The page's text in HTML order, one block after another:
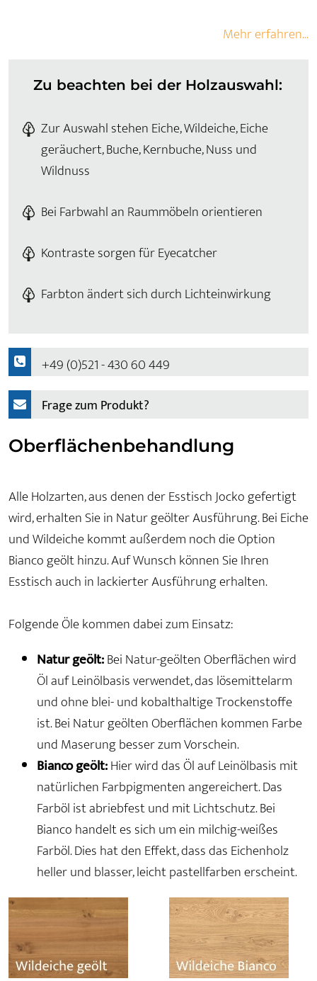
Mehr erfahren...
Zu beachten bei der Holzauswahl:
Zur Auswahl stehen Eiche, Wildeiche, Eiche
geräuchert, Buche, Kernbuche, Nuss und
Wildnuss
Bei Farbwahl an Raummöbeln orientieren
Kontraste sorgen für Eyecatcher
Farbton ändert sich durch Lichteinwirkung
+49 (0)521 - 430 60 449
Frage zum Produkt?
Oberflächenbehandlung
Alle Holzarten, aus denen der Esstisch Jocko gefertigt
wird, erhalten Sie in Natur geölter Ausführung. Bei Eiche
und Wildeiche kommt außerdem noch die Option
Bianco geölt hinzu. Auf Wunsch können Sie Ihren
Esstisch auch in lackierter Ausführung erhalten.
Folgende Öle kommen dabei zum Einsatz:
Natur geölt:Bei Natur-geölten Oberflächen wird
Öl auf Leinölbasis verwendet, das lösemittelarm
und ohne blei- und kobalthaltige Trockenstoffe
ist. Bei Natur geölten Oberflächen kommen Farbe
und Maserung besser zum Vorschein.
Bianco geölt:Hier wird das Öl auf Leinölbasis mit
natürlichen Farbpigmenten angereichert. Das
Farböl ist abriebfest und mit Lichtschutz. Bei
Bianco handelt es sich um ein milchig-weißes
Farböl. Dies hat den Effekt, dass das Eichenholz
heller und blasser, leicht pastellfarben erscheint.